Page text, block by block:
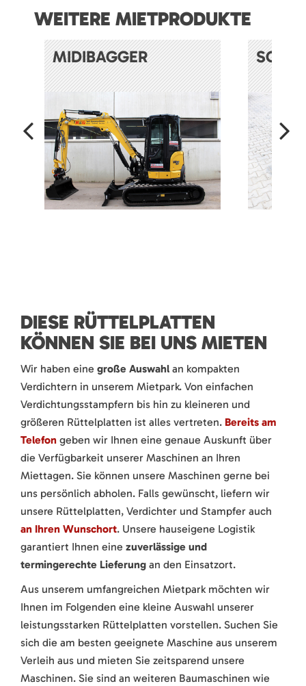
WEITERE MIETPRODUKTE
MIDIBAGGER
DIESE RÜTTELPLATTEN
KÖNNEN SIE BEI UNS MIETEN
Wir haben eine große Auswahl an kompakten
Verdichtern in unserem Mietpark. Von einfachen
Verdichtungsstampfern bis hin zu kleineren und
größeren Rüttelplatten ist alles vertreten. Bereits am
Telefon geben wir Ihnen eine genaue Auskunft über
die Verfügbarkeit unserer Maschinen an Ihren
Miettagen. Sie können unsere Maschinen gerne bei
uns persönlich abholen. Falls gewünscht, liefern wir
unsere Rüttelplatten, Verdichter und Stampfer auch
an Ihren Wunschort. Unsere hauseigene Logistik
garantiert Ihnen eine zuverlässige und
termingerechte Lieferung an den Einsatzort.
Aus unserem umfangreichen Mietpark möchten wir
Ihnen im Folgenden eine kleine Auswahl unserer
leistungsstarken Rüttelplatten vorstellen. Suchen Sie
sich die am besten geeignete Maschine aus unserem
Verleih aus und mieten Sie zeitsparend unsere
Maschinen. Sie sind an weiteren Baumaschinen wie